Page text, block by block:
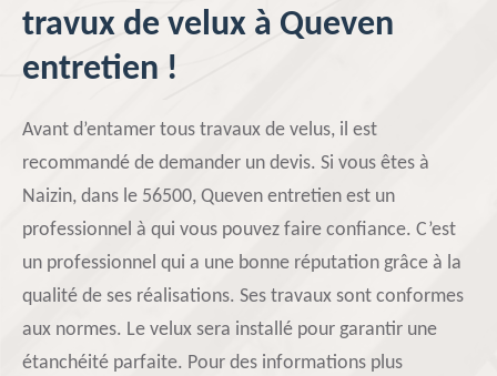
travux de velux à Queven
entretien !
Avant d’entamer tous travaux de velus, il est
recommandé de demander un devis. Si vous êtes à
Naizin, dans le 56500, Queven entretien est un
professionnel à qui vous pouvez faire confiance. C’est
un professionnel qui a une bonne réputation grâce à la
qualité de ses réalisations. Ses travaux sont conformes
aux normes. Le velux sera installé pour garantir une
étanchéité parfaite. Pour des informations plus